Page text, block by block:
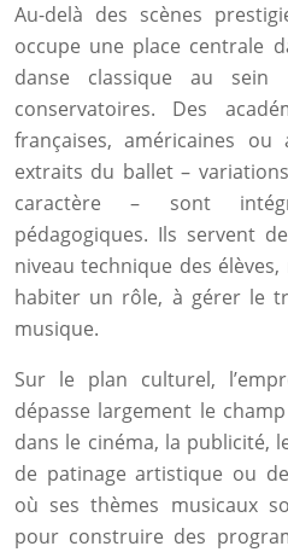
Au-delà des scènes
occupe une place centrale
danse classique au
conservatoires. Des
françaises, américaines
extraits du ballet –
caractère – sont
pédagogiques. Ils servent
niveau technique des
habiter un rôle, à gérer le
musique.
Sur le plan culturel,
dépasse largement le
dans le cinéma, la publicité,
de patinage artistique ou
où ses thèmes musicaux
pour construire des